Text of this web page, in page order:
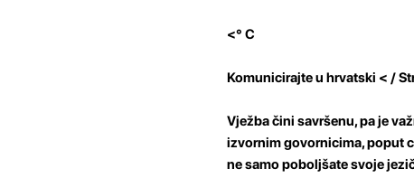
<° C
Komunicirajte u hrvatski < /
Vježba čini savršenu, pa je
izvornim govornicima, poput
ne samo poboljšate svoje